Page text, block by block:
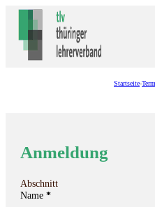
Startseite-
Anmeldung
Abschnitt
Name *